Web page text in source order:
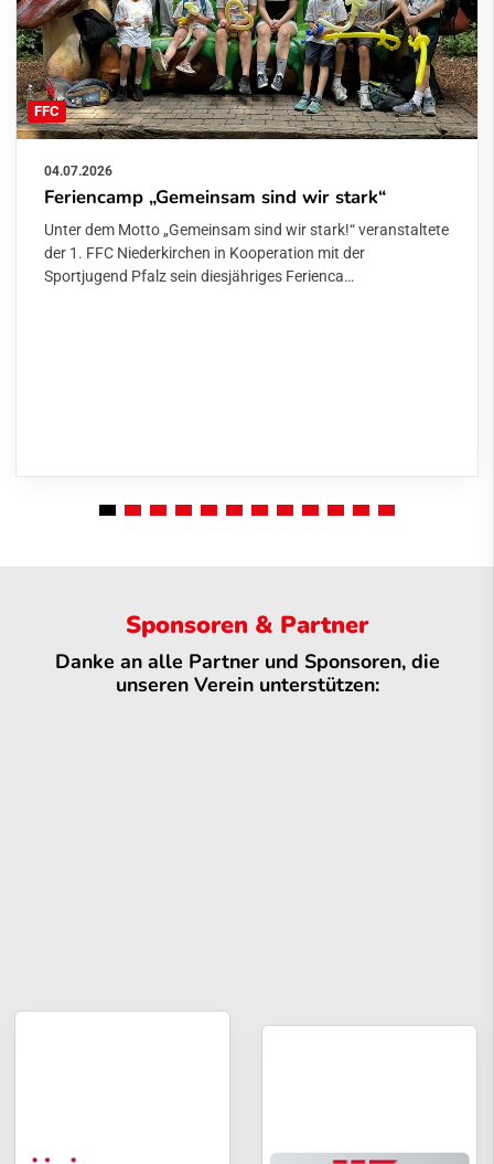
FFC
04.07.2026
Feriencamp „Gemeinsam sind wir stark“
Unter dem Motto „Gemeinsam sind wir stark!“ veranstaltete
der 1. FFC Niederkirchen in Kooperation mit der
Sportjugend Pfalz sein diesjähriges Ferienca…
Sponsoren & Partner
Danke an alle Partner und Sponsoren, die
unseren Verein unterstützen: